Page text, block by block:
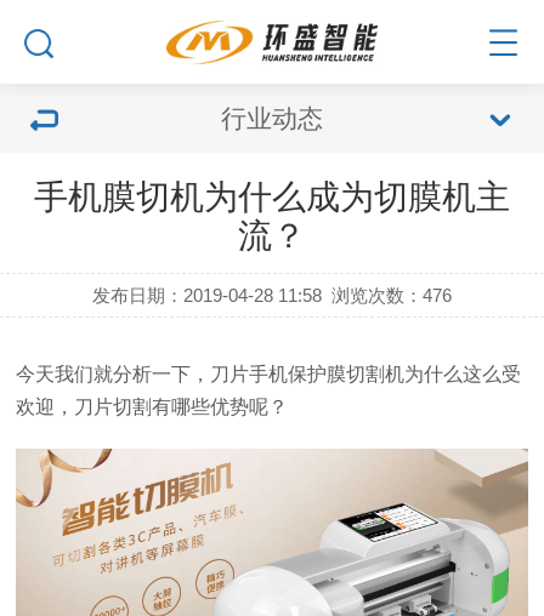
行业动态
手机膜切机为什么成为切膜机主
流？
发布日期：2019-04-28 11:58 浏览次数：476
今天我们就分析一下，刀片手机保护膜切割机为什么这么受
欢迎，刀片切割有哪些优势呢？